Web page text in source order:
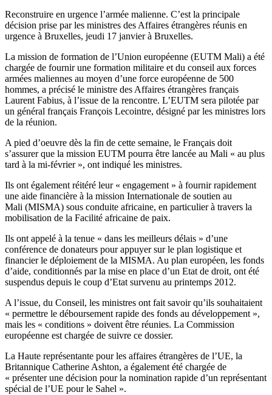
Reconstruire en urgence l’armée malienne. C’est la principale
décision prise par les ministres des Affaires étrangères réunis en
urgence à Bruxelles, jeudi 17 janvier à Bruxelles.
La mission de formation de l’Union européenne (EUTM Mali) a été
chargée de fournir une formation militaire et du conseil aux forces
armées maliennes au moyen d’une force européenne de 500
hommes, a précisé le ministre des Affaires étrangères français
Laurent Fabius, à l’issue de la rencontre. L’EUTM sera pilotée par
un général français François Lecointre, désigné par les ministres lors
de la réunion.
A pied d’oeuvre dès la fin de cette semaine, le Français doit
s’assurer que la mission EUTM pourra être lancée au Mali « au plus
tard à la mi-février », ont indiqué les ministres.
Ils ont également réitéré leur « engagement » à fournir rapidement
une aide financière à la mission Internationale de soutien au
Mali (MISMA) sous conduite africaine, en particulier à travers la
mobilisation de la Facilité africaine de paix.
Ils ont appelé à la tenue « dans les meilleurs délais » d’une
conférence de donateurs pour appuyer sur le plan logistique et
financier le déploiement de la MISMA. Au plan européen, les fonds
d’aide, conditionnés par la mise en place d’un Etat de droit, ont été
suspendus depuis le coup d’Etat survenu au printemps 2012.
A l’issue, du Conseil, les ministres ont fait savoir qu’ils souhaitaient
« permettre le déboursement rapide des fonds au développement »,
mais les « conditions » doivent être réunies. La Commission
européenne est chargée de suivre ce dossier.
La Haute représentante pour les affaires étrangères de l’UE, la
Britannique Catherine Ashton, a également été chargée de
« présenter une décision pour la nomination rapide d’un représentant
spécial de l’UE pour le Sahel ».